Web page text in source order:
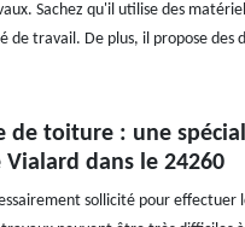
Sachez qu'il utilise des
de travail. De plus, il propose des
de toiture : une
dans le 24260
sollicité pour effectuer